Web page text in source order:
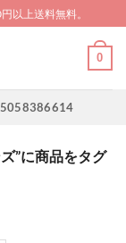
以上送料無料。
0
”に商品をタグ